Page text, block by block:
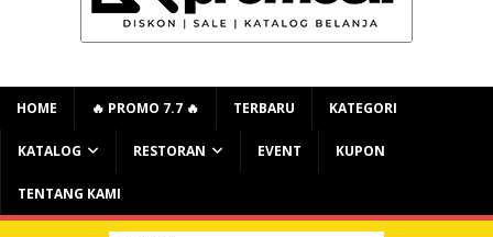
HOME 🔥 PROMO 7.7 🔥 TERBARU KATEGORI
KATALOG RESTORAN EVENT KUPON
TENTANG KAMI